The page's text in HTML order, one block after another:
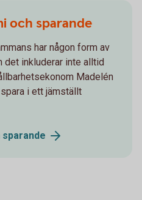
och sparande
har någon form av
det inkluderar inte alltid
Madelén
i ett jämställt
sparande